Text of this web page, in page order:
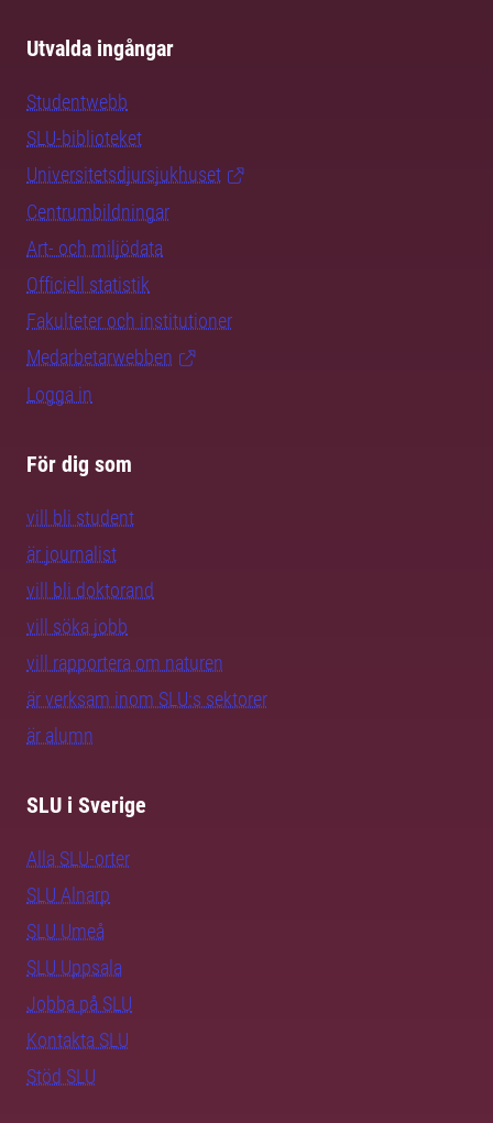
Utvalda ingångar
Studentwebb
SLU-biblioteket
Universitetsdjursjukhuset
Centrumbildningar
Art- och miljödata
Officiell statistik
Fakulteter och institutioner
Medarbetarwebben
Logga in
För dig som
vill bli student
är journalist
vill bli doktorand
vill söka jobb
vill rapportera om naturen
är verksam inom SLU:s sektorer
är alumn
SLU i Sverige
Alla SLU-orter
SLU Alnarp
SLU Umeå
SLU Uppsala
Jobba på SLU
Kontakta SLU
Stöd SLU